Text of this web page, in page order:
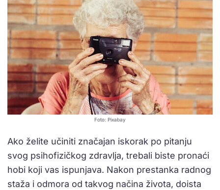
Foto: Pixabay
Ako želite učiniti značajan iskorak po pitanju
svog psihofizičkog zdravlja, trebali biste pronaći
hobi koji vas ispunjava. Nakon prestanka radnog
staža i odmora od takvog načina života, doista